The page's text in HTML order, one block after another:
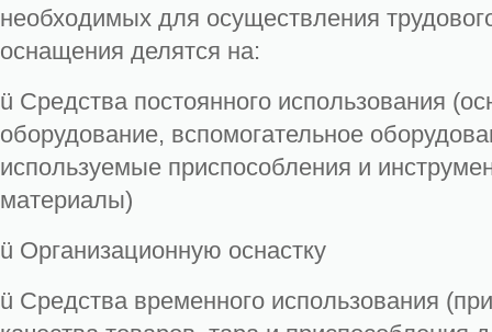
необходимых для осуществления
оснащения делятся на:
ü Средства постоянного использования
оборудование, вспомогательное
используемые приспособления и
материалы)
ü Организационную оснастку
ü Средства временного использования